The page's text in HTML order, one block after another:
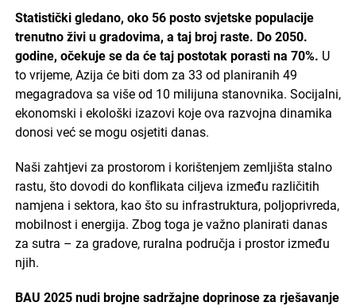
Statistički gledano, oko 56 posto svjetske populacije
trenutno živi u gradovima, a taj broj raste. Do 2050.
godine, očekuje se da će taj postotak porasti na 70%. U
to vrijeme, Azija će biti dom za 33 od planiranih 49
megagradova sa više od 10 milijuna stanovnika. Socijalni,
ekonomski i ekološki izazovi koje ova razvojna dinamika
donosi već se mogu osjetiti danas.
Naši zahtjevi za prostorom i korištenjem zemljišta stalno
rastu, što dovodi do konflikata ciljeva između različitih
namjena i sektora, kao što su infrastruktura, poljoprivreda,
mobilnost i energija. Zbog toga je važno planirati danas
za sutra – za gradove, ruralna područja i prostor između
njih.
BAU 2025 nudi brojne sadržajne doprinose za rješavanje